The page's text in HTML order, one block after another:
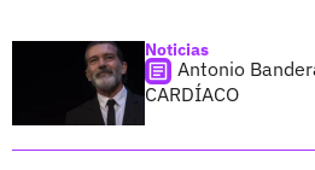
Noticias
Antonio
CARDÍACO